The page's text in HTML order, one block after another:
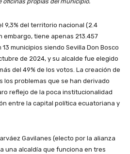
9,3% del territorio nacional (2.4
embargo, tiene apenas 213.457
municipios siendo Sevilla Don Bosco
de 2024, y su alcalde fue elegido
del 49% de los votos. La creación de
los problemas que se han derivado
reflejo de la poca institucionalidad
entre la capital política ecuatoriana y
Gavilanes (electo por la alianza
una alcaldía que funciona en tres